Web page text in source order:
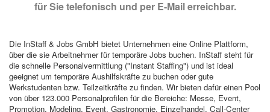
für Sie telefonisch und per E-Mail erreichbar.
Die InStaff & Jobs GmbH bietet Unternehmen eine Online Plattform,
über die sie Arbeitnehmer für temporäre Jobs buchen. InStaff steht für
die schnelle Personalvermittlung ("Instant Staffing") und ist ideal
geeignet um temporäre Aushilfskräfte zu buchen oder gute
Werkstudenten bzw. Teilzeitkräfte zu finden. Wir bieten dafür einen Pool
von über 123.000 Personalprofilen für die Bereiche: Messe, Event,
Promotion, Modeling, Event, Gastronomie, Einzelhandel, Call-Center